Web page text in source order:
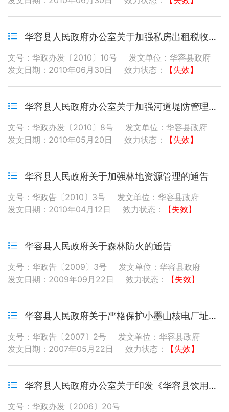
华容县人民政府办公室关于加强私房出租税收征管的通知
文号：华政办发〔2010〕10号
发文单位：华容县政府
发文日期：2010年06月30日
效力状态： 【失效】
华容县人民政府办公室关于加强河道堤防管理和保护的通知
文号：华政办发〔2010〕8号
发文单位：华容县政府
发文日期：2010年05月20日
效力状态： 【失效】
华容县人民政府关于加强林地资源管理的通告
文号：华政告〔2010〕3号
发文单位：华容县政府
发文日期：2010年04月12日
效力状态： 【失效】
华容县人民政府关于森林防火的通告
文号：华政告〔2009〕3号
发文单位：华容县政府
发文日期：2009年09月22日
效力状态： 【失效】
华容县人民政府关于严格保护小墨山核电厂址的通告
文号：华政告〔2007〕2号
发文单位：华容县政府
发文日期：2007年05月22日
效力状态： 【失效】
华容县人民政府办公室关于印发《华容县饮用水源保护区污染防治规定》、《华容县烟尘控制污染防治管理定入、《华容县环境噪声达标区污染防治管理规定》的通知
文号：华政办发〔2006〕20号